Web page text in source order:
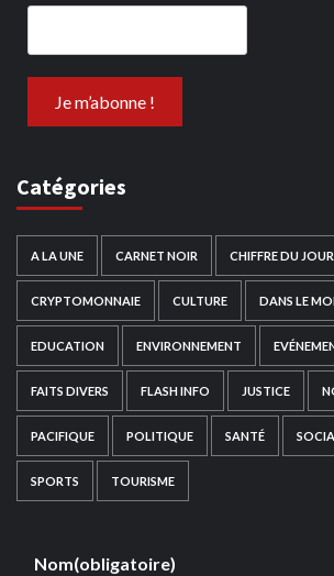
Catégories
A LA UNE CARNET NOIR CHIFFRE DU JOUR
CRYPTOMONNAIE CULTURE DANS LE
EDUCATION ENVIRONNEMENT
FAITS DIVERS FLASH INFO JUSTICE
PACIFIQUE POLITIQUE SANTÉ
SPORTS TOURISME
Nom(obligatoire)